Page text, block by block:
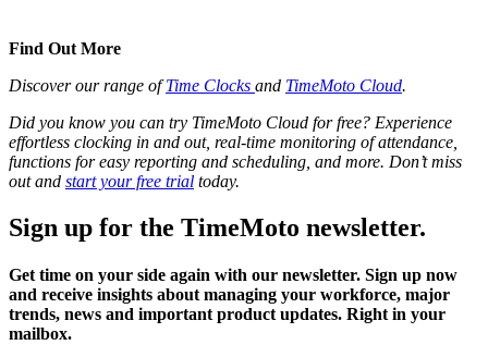
Find Out More
Discover our range ofTime Clocks and TimeMoto Cloud.
Did you know you can try TimeMoto Cloud for free? Experience
effortless clocking in and out, real-time monitoring of attendance,
functions for easy reporting and scheduling, and more. Don’t miss
out and start your free trial today.
Sign up for the TimeMoto newsletter.
Get time on your side again with our newsletter. Sign up now
and receive insights about managing your workforce, major
trends, news and important product updates. Right in your
mailbox.